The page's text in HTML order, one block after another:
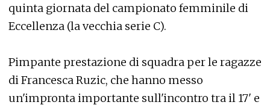
quinta giornata del campionato femminile di
Eccellenza (la vecchia serie C).
Pimpante prestazione di squadra per le ragazze
di Francesca Ruzic, che hanno messo
un'impronta importante sull'incontro tra il 17' e